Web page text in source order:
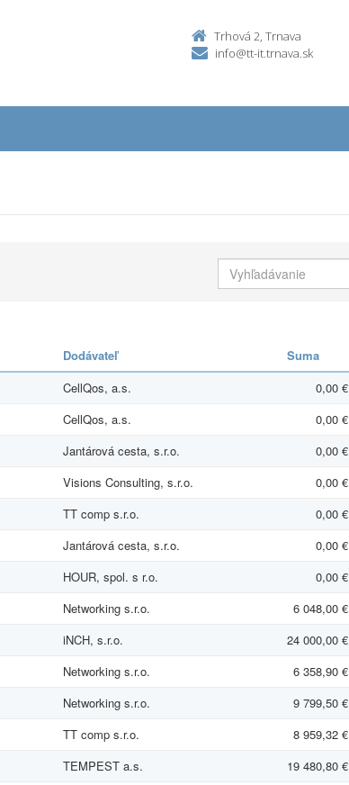
Trhová 2, Trnava
info@tt-it.trnava.sk
Dodávateľ Suma
CellQos, a.s. 0,00 €
CellQos, a.s. 0,00 €
Jantárová cesta, s.r.o. 0,00 €
Visions Consulting, s.r.o. 0,00 €
TT comp s.r.o. 0,00 €
Jantárová cesta, s.r.o. 0,00 €
HOUR, spol. s r.o. 0,00 €
Networking s.r.o. 6 048,00 €
iNCH, s.r.o. 24 000,00 €
Networking s.r.o. 6 358,90 €
Networking s.r.o. 9 799,50 €
TT comp s.r.o. 8 959,32 €
TEMPEST a.s. 19 480,80 €